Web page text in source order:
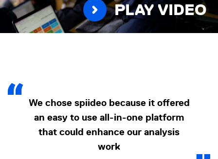
PLAY VIDEO
We chose spiideo because it offered
an easy to use all-in-one platform
that could enhance our analysis
work